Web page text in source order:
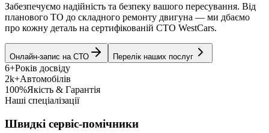
Забезпечуємо надійність та безпеку вашого пересування. Від
планового ТО до складного ремонту двигуна — ми дбаємо
про кожну деталь на сертифікованій СТО WestCars.
Онлайн-запис на СТО Перелік наших послуг
6+Років досвіду
2k+Автомобілів
100%Якість & Гарантія
Наші спеціалізації
Швидкі сервіс-помічники